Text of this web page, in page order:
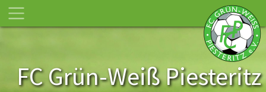
FC Grün-Weiß Piesteritz